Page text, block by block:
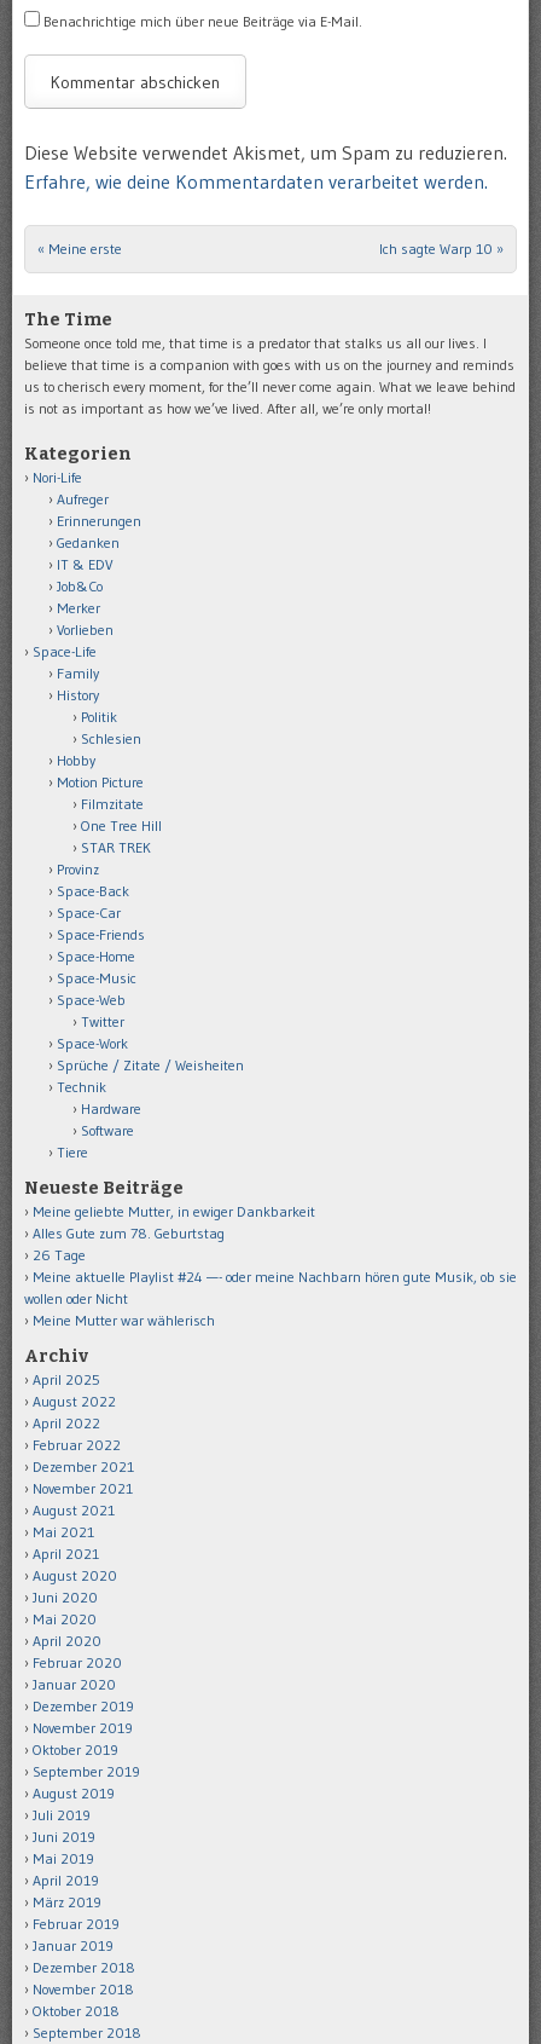
Benachrichtige mich über neue Beiträge via E-Mail.
Diese Website verwendet Akismet, um Spam zu reduzieren.
Erfahre, wie deine Kommentardaten verarbeitet werden.
Post navigation
« Meine erste Ich sagte Warp 10 »
The Time
Someone once told me, that time is a predator that stalks us all our lives. I
believe that time is a companion with goes with us on the journey and reminds
us to cherisch every moment, for the’ll never come again. What we leave behind
is not as important as how we’ve lived. After all, we’re only mortal!
Kategorien
Nori-Life
Aufreger
Erinnerungen
Gedanken
IT & EDV
Job&Co
Merker
Vorlieben
Space-Life
Family
History
Politik
Schlesien
Hobby
Motion Picture
Filmzitate
One Tree Hill
STAR TREK
Provinz
Space-Back
Space-Car
Space-Friends
Space-Home
Space-Music
Space-Web
Twitter
Space-Work
Sprüche / Zitate / Weisheiten
Technik
Hardware
Software
Tiere
Neueste Beiträge
Meine geliebte Mutter, in ewiger Dankbarkeit
Alles Gute zum 78. Geburtstag
26 Tage
Meine aktuelle Playlist #24 —- oder meine Nachbarn hören gute Musik, ob sie
wollen oder Nicht
Meine Mutter war wählerisch
Archiv
April 2025
August 2022
April 2022
Februar 2022
Dezember 2021
November 2021
August 2021
Mai 2021
April 2021
August 2020
Juni 2020
Mai 2020
April 2020
Februar 2020
Januar 2020
Dezember 2019
November 2019
Oktober 2019
September 2019
August 2019
Juli 2019
Juni 2019
Mai 2019
April 2019
März 2019
Februar 2019
Januar 2019
Dezember 2018
November 2018
Oktober 2018
September 2018